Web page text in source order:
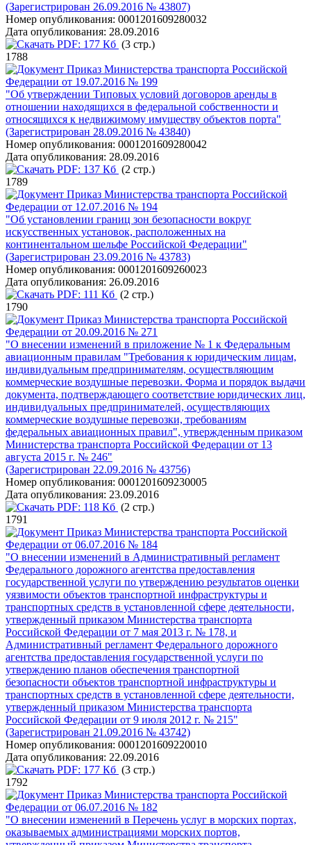
(Зарегистрирован 26.09.2016 № 43807)
Номер опубликования: 0001201609280032
Дата опубликования: 28.09.2016
PDF: 177 Кб (3 стр.)
1788
Приказ Министерства транспорта Российской
Федерации от 19.07.2016 № 199
"Об утверждении Типовых условий договоров аренды в
отношении находящихся в федеральной собственности и
относящихся к недвижимому имуществу объектов порта"
(Зарегистрирован 28.09.2016 № 43840)
Номер опубликования: 0001201609280042
Дата опубликования: 28.09.2016
PDF: 137 Кб (2 стр.)
1789
Приказ Министерства транспорта Российской
Федерации от 12.07.2016 № 194
"Об установлении границ зон безопасности вокруг
искусственных установок, расположенных на
континентальном шельфе Российской Федерации"
(Зарегистрирован 23.09.2016 № 43783)
Номер опубликования: 0001201609260023
Дата опубликования: 26.09.2016
PDF: 111 Кб (2 стр.)
1790
Приказ Министерства транспорта Российской
Федерации от 20.09.2016 № 271
"О внесении изменений в приложение № 1 к Федеральным
авиационным правилам "Требования к юридическим лицам,
индивидуальным предпринимателям, осуществляющим
коммерческие воздушные перевозки. Форма и порядок выдачи
документа, подтверждающего соответствие юридических лиц,
индивидуальных предпринимателей, осуществляющих
коммерческие воздушные перевозки, требованиям
федеральных авиационных правил", утвержденным приказом
Министерства транспорта Российской Федерации от 13
августа 2015 г. № 246"
(Зарегистрирован 22.09.2016 № 43756)
Номер опубликования: 0001201609230005
Дата опубликования: 23.09.2016
PDF: 118 Кб (2 стр.)
1791
Приказ Министерства транспорта Российской
Федерации от 06.07.2016 № 184
"О внесении изменений в Административный регламент
Федерального дорожного агентства предоставления
государственной услуги по утверждению результатов оценки
уязвимости объектов транспортной инфраструктуры и
транспортных средств в установленной сфере деятельности,
утвержденный приказом Министерства транспорта
Российской Федерации от 7 мая 2013 г. № 178, и
Административный регламент Федерального дорожного
агентства предоставления государственной услуги по
утверждению планов обеспечения транспортной
безопасности объектов транспортной инфраструктуры и
транспортных средств в установленной сфере деятельности,
утвержденный приказом Министерства транспорта
Российской Федерации от 9 июля 2012 г. № 215"
(Зарегистрирован 21.09.2016 № 43742)
Номер опубликования: 0001201609220010
Дата опубликования: 22.09.2016
PDF: 177 Кб (3 стр.)
1792
Приказ Министерства транспорта Российской
Федерации от 06.07.2016 № 182
"О внесении изменений в Перечень услуг в морских портах,
оказываемых администрациями морских портов,